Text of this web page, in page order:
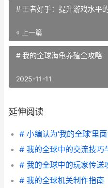
# 王者好手：提升游戏水平
« 上一篇
# 我的全球海龟养殖全攻略
2025-11-11
延伸阅读
# 我的全球中的交流技巧
# 我的全球中的玩家传送
# 我的全球机关制作指南